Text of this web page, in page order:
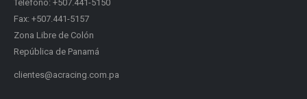
Teléfono: +507.441-5150
Fax: +507.441-5157
Zona Libre de Colón
República de Panamá
clientes@acracing.com.pa